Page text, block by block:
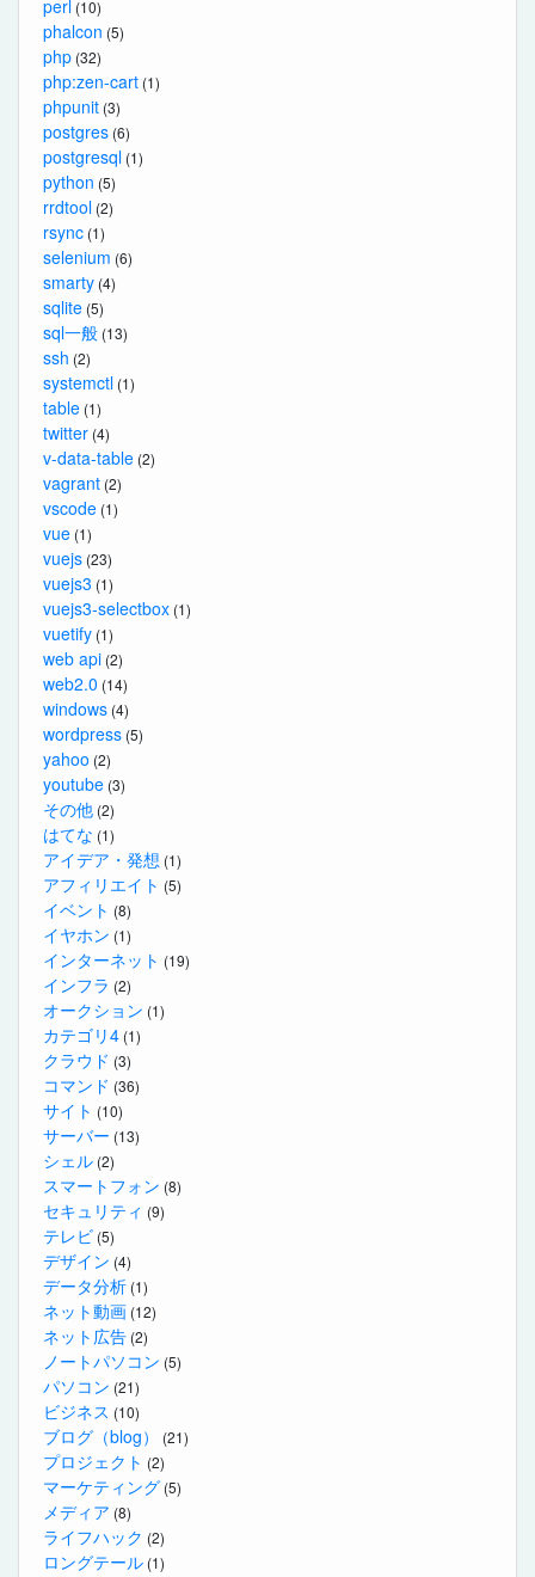
perl (10)
phalcon (5)
php (32)
php:zen-cart (1)
phpunit (3)
postgres (6)
postgresql (1)
python (5)
rrdtool (2)
rsync (1)
selenium (6)
smarty (4)
sqlite (5)
sql一般 (13)
ssh (2)
systemctl (1)
table (1)
twitter (4)
v-data-table (2)
vagrant (2)
vscode (1)
vue (1)
vuejs (23)
vuejs3 (1)
vuejs3-selectbox (1)
vuetify (1)
web api (2)
web2.0 (14)
windows (4)
wordpress (5)
yahoo (2)
youtube (3)
その他 (2)
はてな (1)
アイデア・発想 (1)
アフィリエイト (5)
イベント (8)
イヤホン (1)
インターネット (19)
インフラ (2)
オークション (1)
カテゴリ4 (1)
クラウド (3)
コマンド (36)
サイト (10)
サーバー (13)
シェル (2)
スマートフォン (8)
セキュリティ (9)
テレビ (5)
デザイン (4)
データ分析 (1)
ネット動画 (12)
ネット広告 (2)
ノートパソコン (5)
パソコン (21)
ビジネス (10)
ブログ（blog） (21)
プロジェクト (2)
マーケティング (5)
メディア (8)
ライフハック (2)
ロングテール (1)